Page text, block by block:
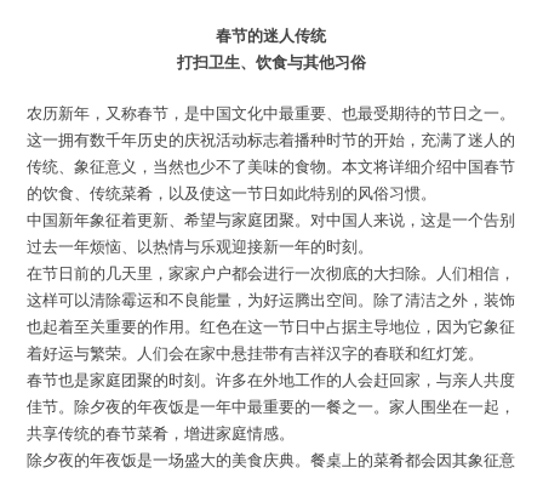
春节的迷人传统
打扫卫生、饮食与其他习俗
农历新年，又称春节，是中国文化中最重要、也最受期待的节日之一。
这一拥有数千年历史的庆祝活动标志着播种时节的开始，充满了迷人的
传统、象征意义，当然也少不了美味的食物。本文将详细介绍中国春节
的饮食、传统菜肴，以及使这一节日如此特别的风俗习惯。
中国新年象征着更新、希望与家庭团聚。对中国人来说，这是一个告别
过去一年烦恼、以热情与乐观迎接新一年的时刻。
在节日前的几天里，家家户户都会进行一次彻底的大扫除。人们相信，
这样可以清除霉运和不良能量，为好运腾出空间。除了清洁之外，装饰
也起着至关重要的作用。红色在这一节日中占据主导地位，因为它象征
着好运与繁荣。人们会在家中悬挂带有吉祥汉字的春联和红灯笼。
春节也是家庭团聚的时刻。许多在外地工作的人会赶回家，与亲人共度
佳节。除夕夜的年夜饭是一年中最重要的一餐之一。家人围坐在一起，
共享传统的春节菜肴，增进家庭情感。
除夕夜的年夜饭是一场盛大的美食庆典。餐桌上的菜肴都会因其象征意